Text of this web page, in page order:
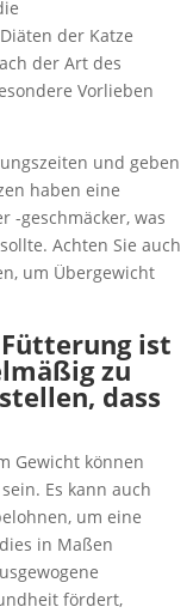
der Katze
der Art des
Vorlieben
und geben
haben eine
-geschmäcker, was
Achten Sie auch
um Übergewicht
ist
zu
dass
Gewicht können
Es kann auch
um eine
in Maßen
fördert,